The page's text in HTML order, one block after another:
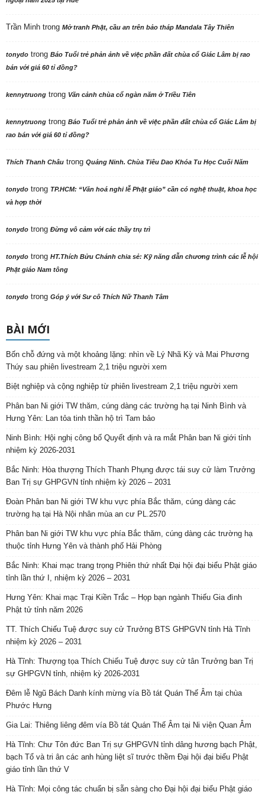
Trần Minh trong Mở tranh Phật, cầu an trên bảo tháp Mandala Tây Thiên
tonydo trong Báo Tuổi trẻ phản ảnh về việc phần đất chùa cổ Giác Lâm bị rao
bán với giá 60 tỉ đồng?
kennytruong trong Vãn cảnh chùa cổ ngàn năm ở Triều Tiên
kennytruong trong Báo Tuổi trẻ phản ảnh về việc phần đất chùa cổ Giác Lâm bị
rao bán với giá 60 tỉ đồng?
Thích Thanh Châu trong Quảng Ninh. Chùa Tiêu Dao Khóa Tu Học Cuối Năm
tonydo trong TP.HCM: “Văn hoá nghi lễ Phật giáo” cần có nghệ thuật, khoa học
và hợp thời
tonydo trong Đừng vô cảm với các thầy trụ trì
tonydo trong HT.Thích Bửu Chánh chia sẻ: Kỹ năng dẫn chương trình các lễ hội
Phật giáo Nam tông
tonydo trong Góp ý với Sư cô Thích Nữ Thanh Tâm
BÀI MỚI
Bốn chỗ đứng và một khoảng lặng: nhìn về Lý Nhã Kỳ và Mai Phương
Thúy sau phiên livestream 2,1 triệu người xem
Biệt nghiệp và cộng nghiệp từ phiên livestream 2,1 triệu người xem
Phân ban Ni giới TW thăm, cúng dàng các trường hạ tại Ninh Bình và
Hưng Yên: Lan tỏa tinh thần hộ trì Tam bảo
Ninh Bình: Hội nghị công bố Quyết định và ra mắt Phân ban Ni giới tỉnh
nhiệm kỳ 2026-2031
Bắc Ninh: Hòa thượng Thích Thanh Phụng được tái suy cử làm Trưởng
Ban Trị sự GHPGVN tỉnh nhiệm kỳ 2026 – 2031
Đoàn Phân ban Ni giới TW khu vực phía Bắc thăm, cúng dàng các
trường hạ tại Hà Nội nhân mùa an cư PL.2570
Phân ban Ni giới TW khu vực phía Bắc thăm, cúng dàng các trường hạ
thuộc tỉnh Hưng Yên và thành phố Hải Phòng
Bắc Ninh: Khai mạc trang trọng Phiên thứ nhất Đại hội đại biểu Phật giáo
tỉnh lần thứ I, nhiệm kỳ 2026 – 2031
Hưng Yên: Khai mạc Trại Kiền Trắc – Họp bạn ngành Thiếu Gia đình
Phật tử tỉnh năm 2026
TT. Thích Chiếu Tuệ được suy cử Trưởng BTS GHPGVN tỉnh Hà Tĩnh
nhiệm kỳ 2026 – 2031
Hà Tĩnh: Thượng tọa Thích Chiếu Tuệ được suy cử tân Trưởng ban Trị
sự GHPGVN tỉnh, nhiệm kỳ 2026-2031
Đêm lễ Ngũ Bách Danh kính mừng vía Bồ tát Quán Thế Âm tại chùa
Phước Hưng
Gia Lai: Thiêng liêng đêm vía Bồ tát Quán Thế Âm tại Ni viện Quan Âm
Hà Tĩnh: Chư Tôn đức Ban Trị sự GHPGVN tỉnh dâng hương bạch Phật,
bạch Tổ và tri ân các anh hùng liệt sĩ trước thềm Đại hội đại biểu Phật
giáo tỉnh lần thứ V
Hà Tĩnh: Mọi công tác chuẩn bị sẵn sàng cho Đại hội đại biểu Phật giáo